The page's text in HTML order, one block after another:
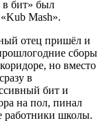
бит» был
Mash».
отец пришёл и
сборы
но вместо
в
бит и
на пол, пинал
работники школы.